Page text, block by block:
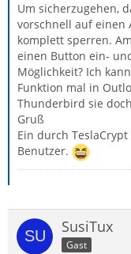
Um sicherzugehen,
vorschnell auf einen
komplett sperren.
einen Button ein-
Möglichkeit? Ich
Funktion mal in
Thunderbird sie
Gruß
Ein durch
Benutzer.
SusiTux
Gast